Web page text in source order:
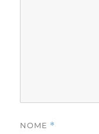
NOME *